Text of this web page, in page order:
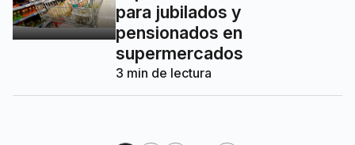
para jubilados y
pensionados en
supermercados
3 min de lectura